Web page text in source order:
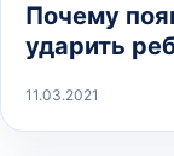
Почему
ударить
11.03.2021